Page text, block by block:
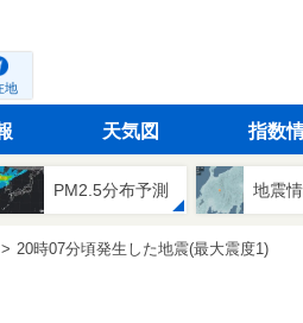
地
天気図 指数
PM2.5分布予測 地震
20時07分頃発生した地震(最大震度1)